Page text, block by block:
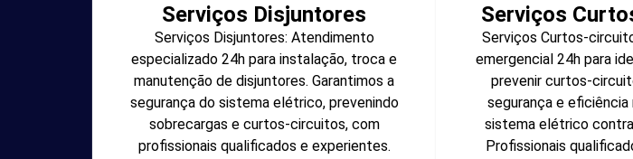
Serviços Disjuntores
Serviços Disjuntores: Atendimento
especializado 24h para instalação, troca e
manutenção de disjuntores. Garantimos a
segurança do sistema elétrico, prevenindo
sobrecargas e curtos-circuitos, com
profissionais qualificados e experientes.
Serviços
Serviços Curtos-
emergencial 24h para
prevenir curtos-
segurança e
sistema elétrico
Profissionais